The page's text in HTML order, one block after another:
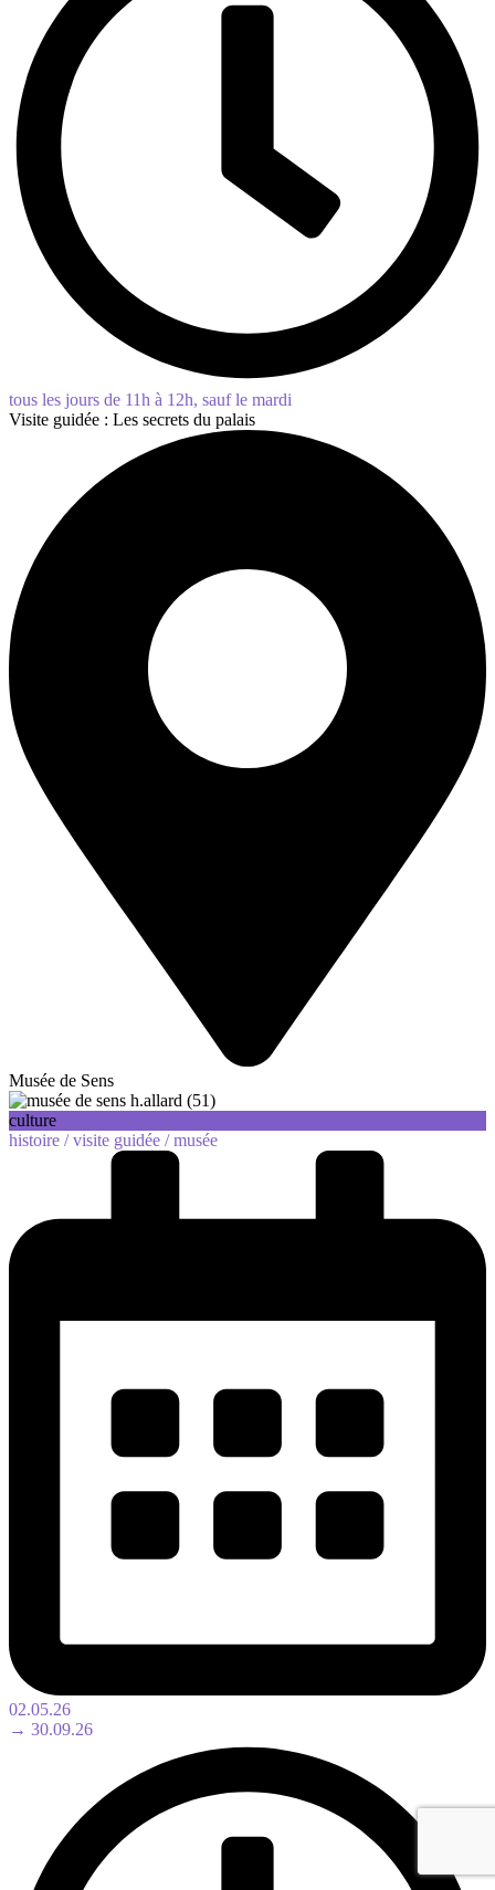
tous les jours de 11h à 12h, sauf le mardi
Visite guidée : Les secrets du palais
Musée de Sens
culture
histoire /visite guidée /musée
02.05.26
→ 30.09.26